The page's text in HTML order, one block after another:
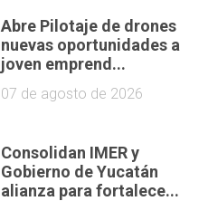
Abre Pilotaje de drones
nuevas oportunidades a
joven emprend...
07 de agosto de 2026
Consolidan IMER y
Gobierno de Yucatán
alianza para fortalece...